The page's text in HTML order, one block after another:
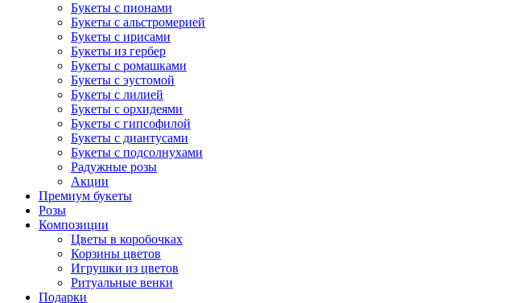
Букеты с пионами
Букеты с альстромерией
Букеты с ирисами
Букеты из гербер
Букеты с ромашками
Букеты с эустомой
Букеты с лилией
Букеты с орхидеями
Букеты с гипсофилой
Букеты с диантусами
Букеты с подсолнухами
Радужные розы
Акции
Премиум букеты
Розы
Композиции
Цветы в коробочках
Корзины цветов
Игрушки из цветов
Ритуальные венки
Подарки